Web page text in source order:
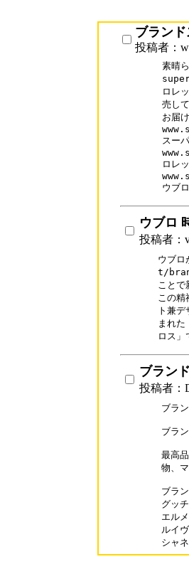
ブラン
投稿者：
素晴
ロレ
売し
お届
スー
ロレ
ウブ
ウブロ
投稿者：
ウブ
t/
ことで
この
ト兼
まれ
ロス」
ブラン
投稿者：
ブラ
ブラ
最高
物、
ブラ
グッ
エル
ルイ
シャ